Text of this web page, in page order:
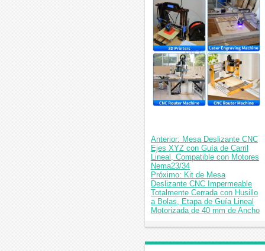
Anterior: Mesa Deslizante CNC
Ejes XYZ con Guía de Carril
Lineal, Compatible con Motores
Nema23/34
Próximo: Kit de Mesa
Deslizante CNC Impermeable
Totalmente Cerrada con Husillo
a Bolas, Etapa de Guía Lineal
Motorizada de 40 mm de Ancho